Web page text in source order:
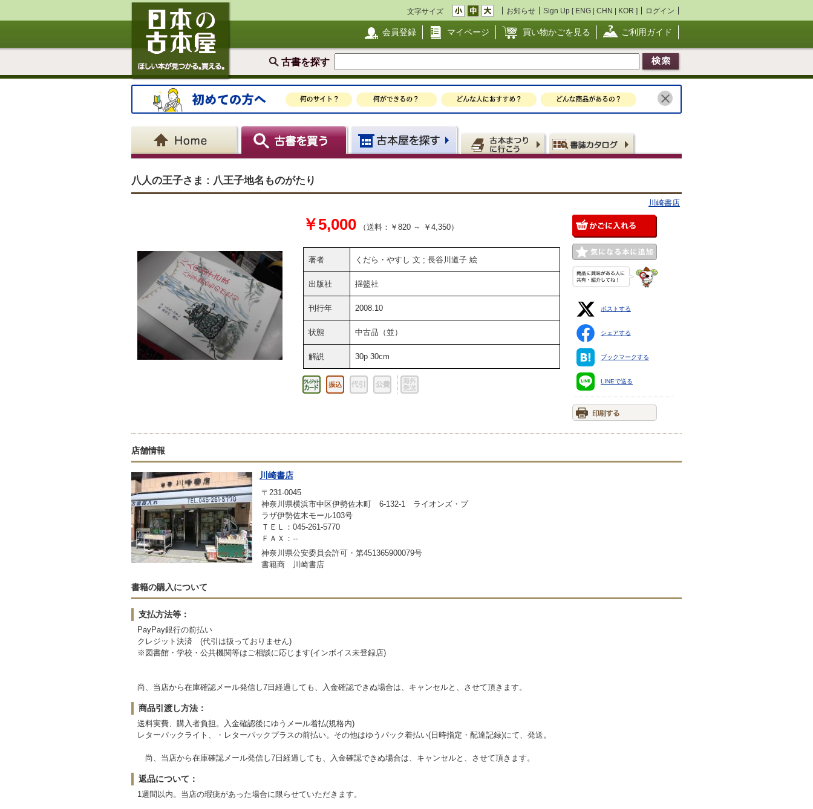
文字サイズ お知らせ Sign Up [ ENG | CHN | KOR ] ログイン
会員登録 マイページ 買い物かごを見る ご利用ガイド
古書を探す
八人の王子さま : 八王子地名ものがたり
川崎書店
￥5,000 （送料：￥820 ～ ￥4,350）
著者 くだら・やすし 文 ; 長谷川道子 絵
出版社 揺籃社
刊行年 2008.10
状態 中古品（並）
解説 30p 30cm
ポストする
シェアする
ブックマークする
LINEで送る
店舗情報
川崎書店
〒231-0045
神奈川県横浜市中区伊勢佐木町 6-132-1 ライオンズ・プ
ラザ伊勢佐木モール103号
ＴＥＬ：045-261-5770
ＦＡＸ：--
神奈川県公安委員会許可・第451365900079号
書籍商 川崎書店
書籍の購入について
支払方法等：
PayPay銀行の前払い
クレジット決済 (代引は扱っておりません)
※図書館・学校・公共機関等はご相談に応じます(インボイス未登録店)
尚、当店から在庫確認メール発信し7日経過しても、入金確認できぬ場合は、キャンセルと、させて頂きます。
商品引渡し方法：
送料実費、購入者負担。入金確認後にゆうメール着払(規格内)
レターパックライト、・レターパックプラスの前払い。その他はゆうパック着払い(日時指定・配達記録)にて、発送。
尚、当店から在庫確認メール発信し7日経過しても、入金確認できぬ場合は、キャンセルと、させて頂きます。
返品について：
1週間以内。当店の瑕疵があった場合に限らせていただきます。